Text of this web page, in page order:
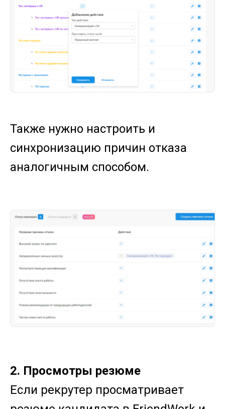
Также нужно настроить и
синхронизацию причин отказа
аналогичным способом.
2. Просмотры резюме
Если рекрутер просматривает